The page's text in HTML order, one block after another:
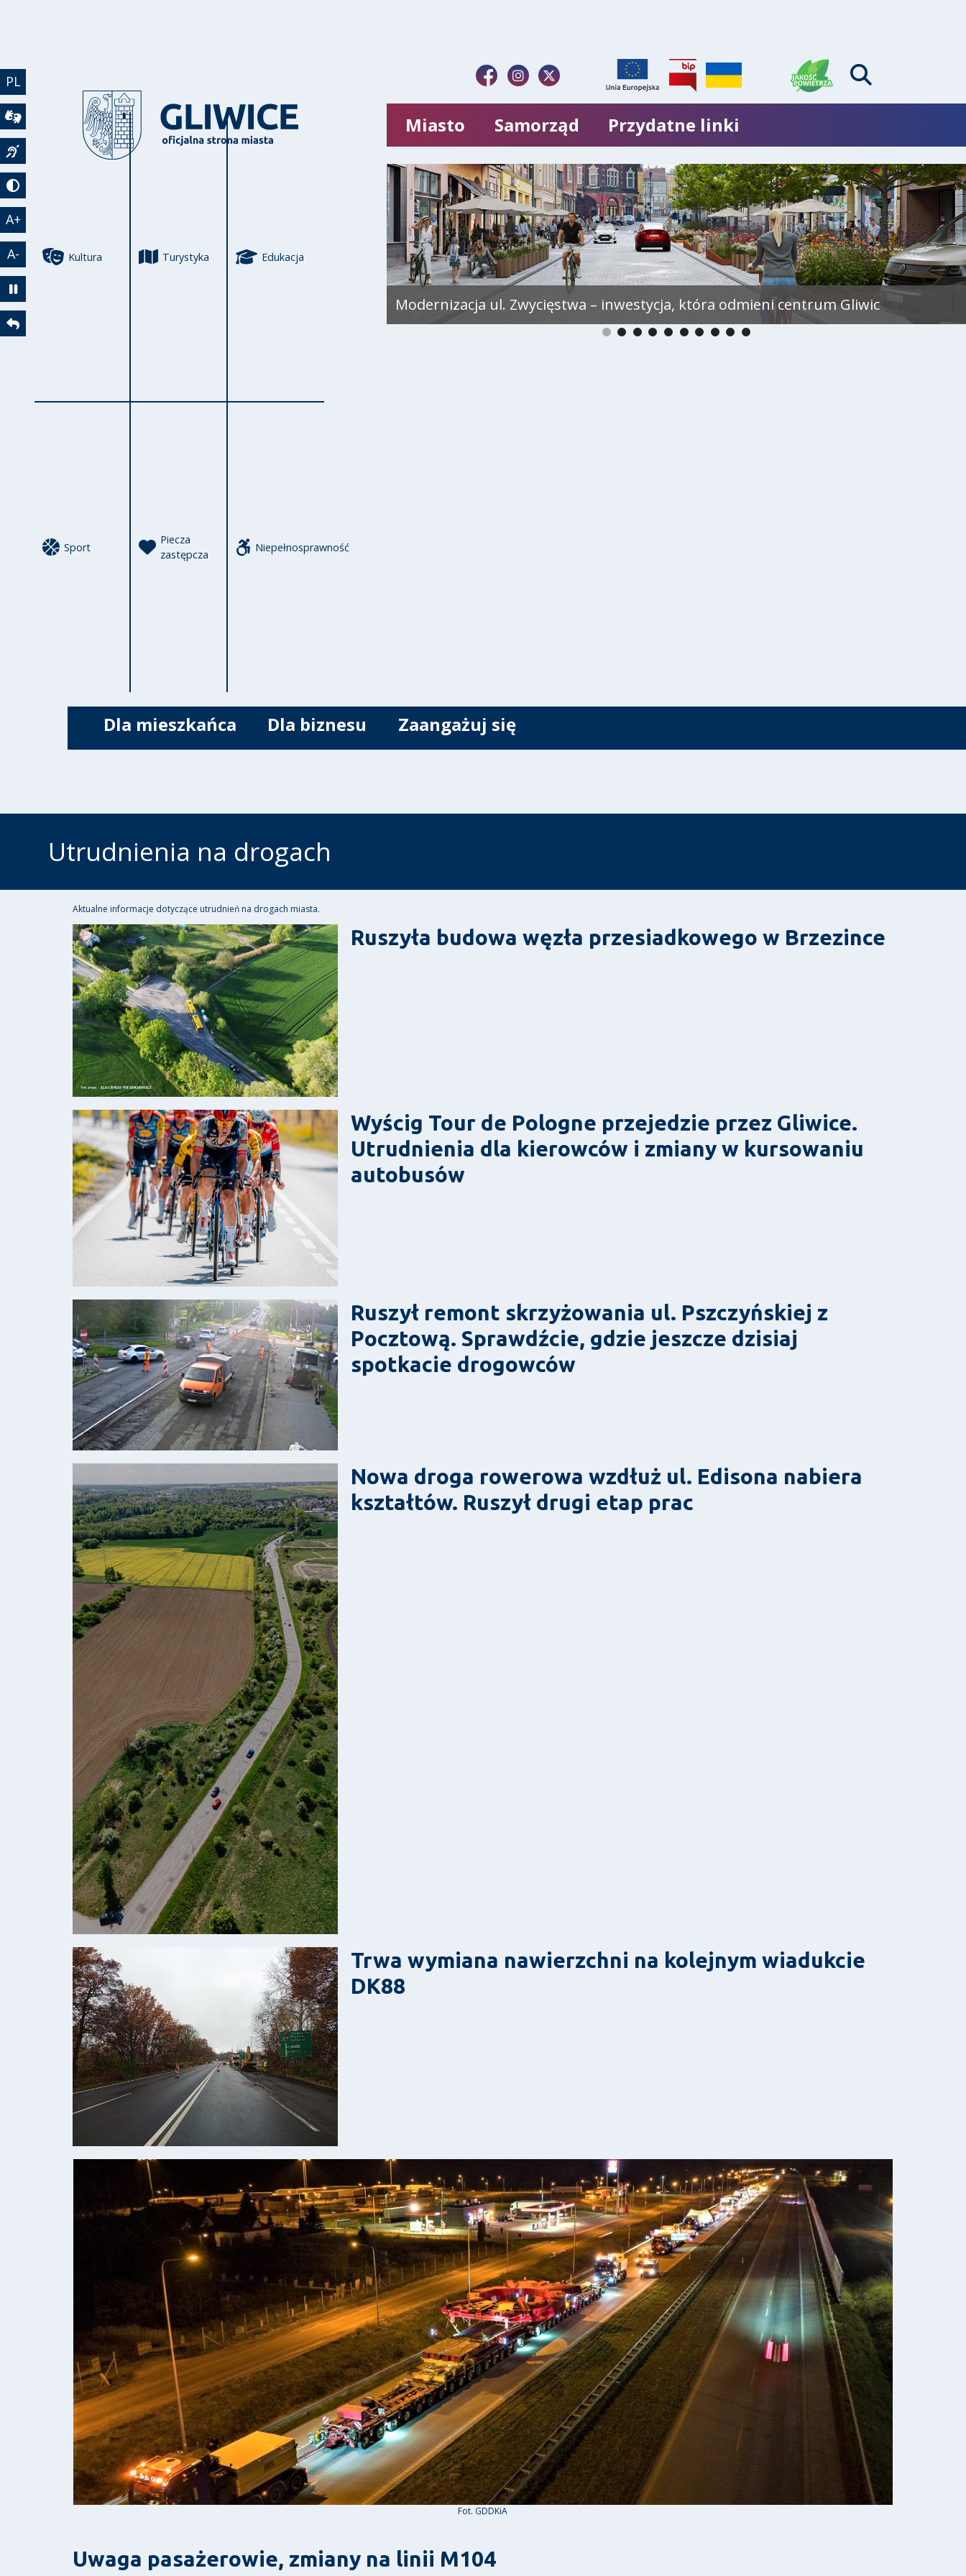
PL
Wideotłumacz
Język migowy
Tryb kontrastowy
A+
A-
Zatrzymaj animację
Powrót
Miasto Samorząd Przydatne linki
Modernizacja ul. Zwycięstwa – inwestycja, która odmieni centrum Gliwic
Kultura Turystyka Edukacja
Sport
Piecza
zastępcza
Niepełnosprawność
Dla mieszkańca Dla biznesu Zaangażuj się
Utrudnienia na drogach
Aktualne informacje dotyczące utrudnień na drogach miasta.
Ruszyła budowa węzła przesiadkowego w Brzezince
Wyścig Tour de Pologne przejedzie przez Gliwice.
Utrudnienia dla kierowców i zmiany w kursowaniu
autobusów
Ruszył remont skrzyżowania ul. Pszczyńskiej z
Pocztową. Sprawdźcie, gdzie jeszcze dzisiaj
spotkacie drogowców
Nowa droga rowerowa wzdłuż ul. Edisona nabiera
kształtów. Ruszył drugi etap prac
Trwa wymiana nawierzchni na kolejnym wiadukcie
DK88
Fot. GDDKiA
Uwaga pasażerowie, zmiany na linii M104